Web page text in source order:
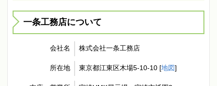
一条工務店について
会社名 株式会社一条工務店
所在地 東京都江東区木場5-10-10 [地図 ]